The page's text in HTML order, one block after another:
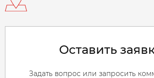
Оставить
Задать вопрос или запросить